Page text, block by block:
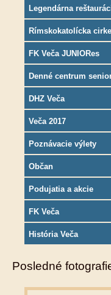
Legendárna
Rímskokatolícka
FK Veča JUNIORes
Denné centrum
DHZ Veča
Veča 2017
Poznávacie výlety
Občan
Podujatia a akcie
FK Veča
História Veča
Posledné